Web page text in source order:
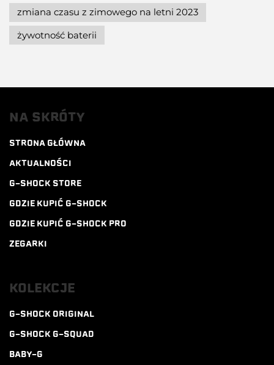
zmiana czasu z zimowego na letni 2023
żywotność baterii
NA SKRÓTY
STRONA GŁÓWNA
AKTUALNOŚCI
G-SHOCK STORE
GDZIE KUPIĆ G-SHOCK
GDZIE KUPIĆ G-SHOCK PRO
ZEGARKI
KOLEKCJE
G-SHOCK ORIGINAL
G-SHOCK G-SQUAD
BABY-G